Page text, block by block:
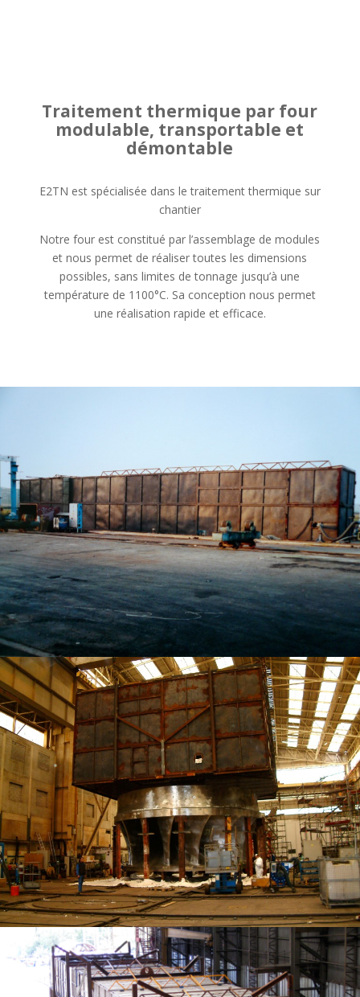
Traitement thermique par four
modulable, transportable et
démontable
E2TN est spécialisée dans le traitement thermique sur
chantier
Notre four est constitué par l’assemblage de modules
et nous permet de réaliser toutes les dimensions
possibles, sans limites de tonnage jusqu’à une
température de 1100°C. Sa conception nous permet
une réalisation rapide et efficace.